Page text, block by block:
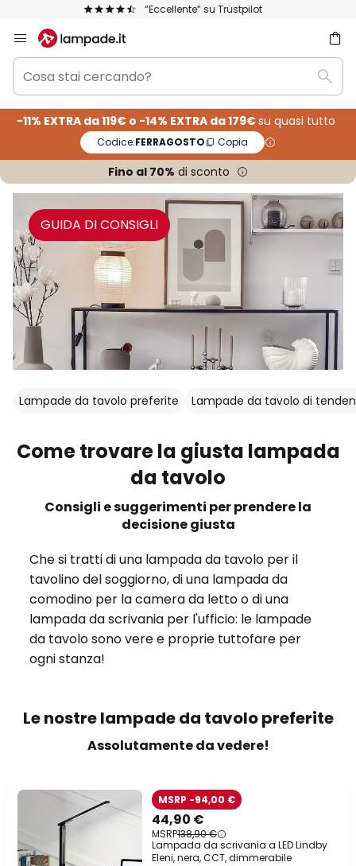
La più ampia selezione di marchi in Europa
Salta
al
contenuto
Cosa
stai
cercando?
-11% EXTRA da 119€ o -14% EXTRA da 179€su quasi tutto
Codice:FERRAGOSTO Copia
Fino al 70% di sconto
GUIDA DI CONSIGLI
Lampade da tavolo preferite Lampade da tavolo di
Come trovare la giusta lampada
da tavolo
Consigli e suggerimenti per prendere la
decisione giusta
Che si tratti di una lampada da tavolo per il
tavolino del soggiorno, di una lampada da
comodino per la camera da letto o di una
lampada da scrivania per l'ufficio: le lampade
da tavolo sono vere e proprie tuttofare per
ogni stanza!
Le nostre lampade da tavolo preferite
Assolutamente da vedere!
44,90 €
MSRP138,90 €
MSRP -94,00 €
Lampada da scrivania a LED Lindby
Eleni, nera, CCT, dimmerabile